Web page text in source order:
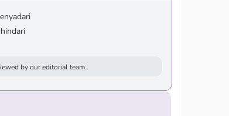
by our editorial team.